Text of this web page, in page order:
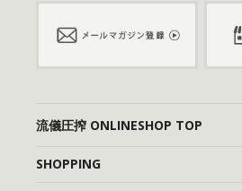
流儀圧搾 ONLINESHOP TOP
SHOPPING